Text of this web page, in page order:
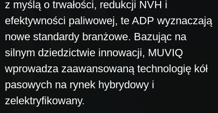
z myślą o trwałości, redukcji NVH i
efektywności paliwowej, te ADP wyznaczają
nowe standardy branżowe. Bazując na
silnym dziedzictwie innowacji, MUVIQ
wprowadza zaawansowaną technologię kół
pasowych na rynek hybrydowy i
zelektryfikowany.